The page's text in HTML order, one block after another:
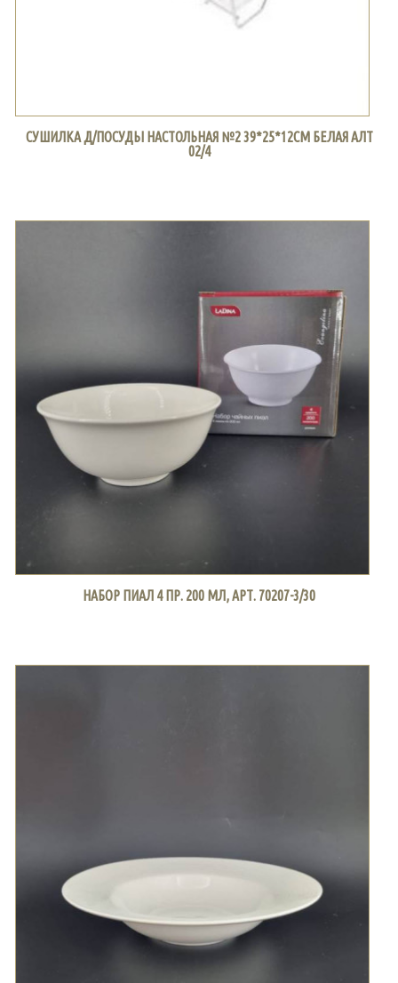
СУШИЛКА Д/ПОСУДЫ НАСТОЛЬНАЯ №2 39*25*12СМ БЕЛАЯ АЛТ
02/4
НАБОР ПИАЛ 4 ПР. 200 МЛ, АРТ. 70207-3/30